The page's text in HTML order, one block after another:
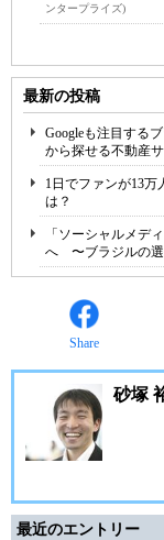
ンタープライズ)
最新の投稿
Googleも注目する
から探せる不動産サ
1日でファンが13万
は？
「ソーシャルメデ
へ 〜ブラジルの
Share
砂塚
最近のエントリー